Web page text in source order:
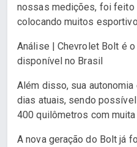
nossas medições, foi feito
colocando muitos
Análise | Chevrolet Bolt é
disponível no Brasil
Além disso, sua
dias atuais, sendo
400 quilômetros com
A nova geração do Bolt já